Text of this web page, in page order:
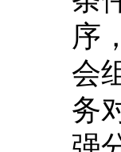
序
会
务